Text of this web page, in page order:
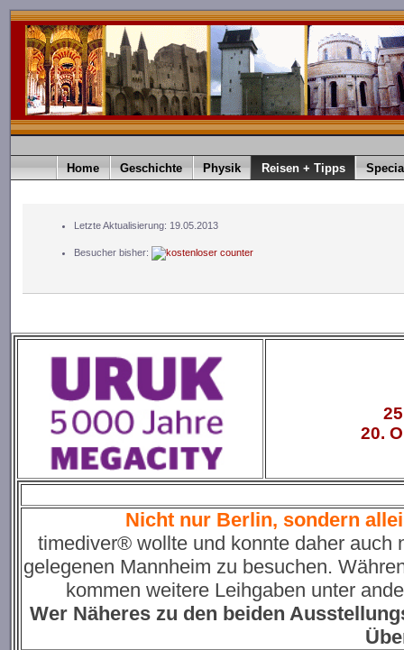
Home Geschichte Physik Reisen + Tipps
Letzte Aktualisierung: 19.05.2013
Besucher bisher:
20.
Nicht nur Berlin, sondern
timediver® wollte und konnte daher auch
gelegenen Mannheim zu besuchen.
kommen weitere Leihgaben unter
Wer Näheres zu den beiden